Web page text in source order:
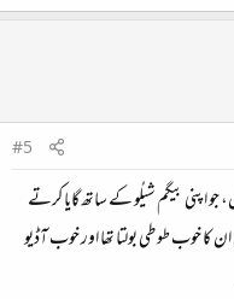
#5
اپنی بیگم شیلُو کے ساتھ گایا کرتے
گائی ہے. 90 کی دہائی میں ان کا خوب طوطی بولتا تھا اور خوب آڈیو